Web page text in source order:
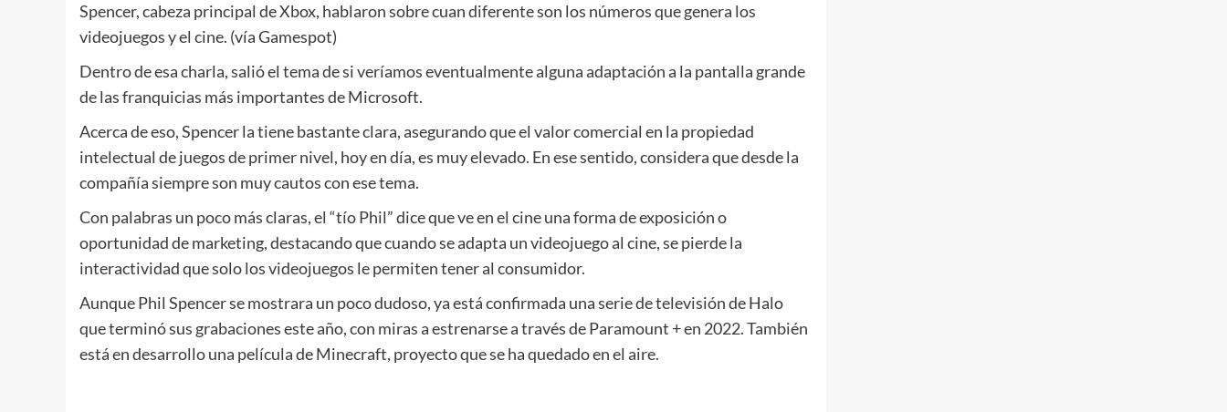
Spencer, cabeza principal de Xbox, hablaron sobre cuan diferente son los números que genera los
videojuegos y el cine. (vía Gamespot)
Dentro de esa charla, salió el tema de si veríamos eventualmente alguna adaptación a la pantalla grande
de las franquicias más importantes de Microsoft.
Acerca de eso, Spencer la tiene bastante clara, asegurando que el valor comercial en la propiedad
intelectual de juegos de primer nivel, hoy en día, es muy elevado. En ese sentido, considera que desde la
compañía siempre son muy cautos con ese tema.
Con palabras un poco más claras, el “tío Phil” dice que ve en el cine una forma de exposición o
oportunidad de marketing, destacando que cuando se adapta un videojuego al cine, se pierde la
interactividad que solo los videojuegos le permiten tener al consumidor.
Aunque Phil Spencer se mostrara un poco dudoso, ya está confirmada una serie de televisión de Halo
que terminó sus grabaciones este año, con miras a estrenarse a través de Paramount + en 2022. También
está en desarrollo una película de Minecraft, proyecto que se ha quedado en el aire.